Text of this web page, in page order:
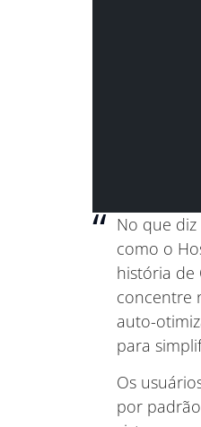
No que diz
como o
história de
concentre
auto-
para
Os
por